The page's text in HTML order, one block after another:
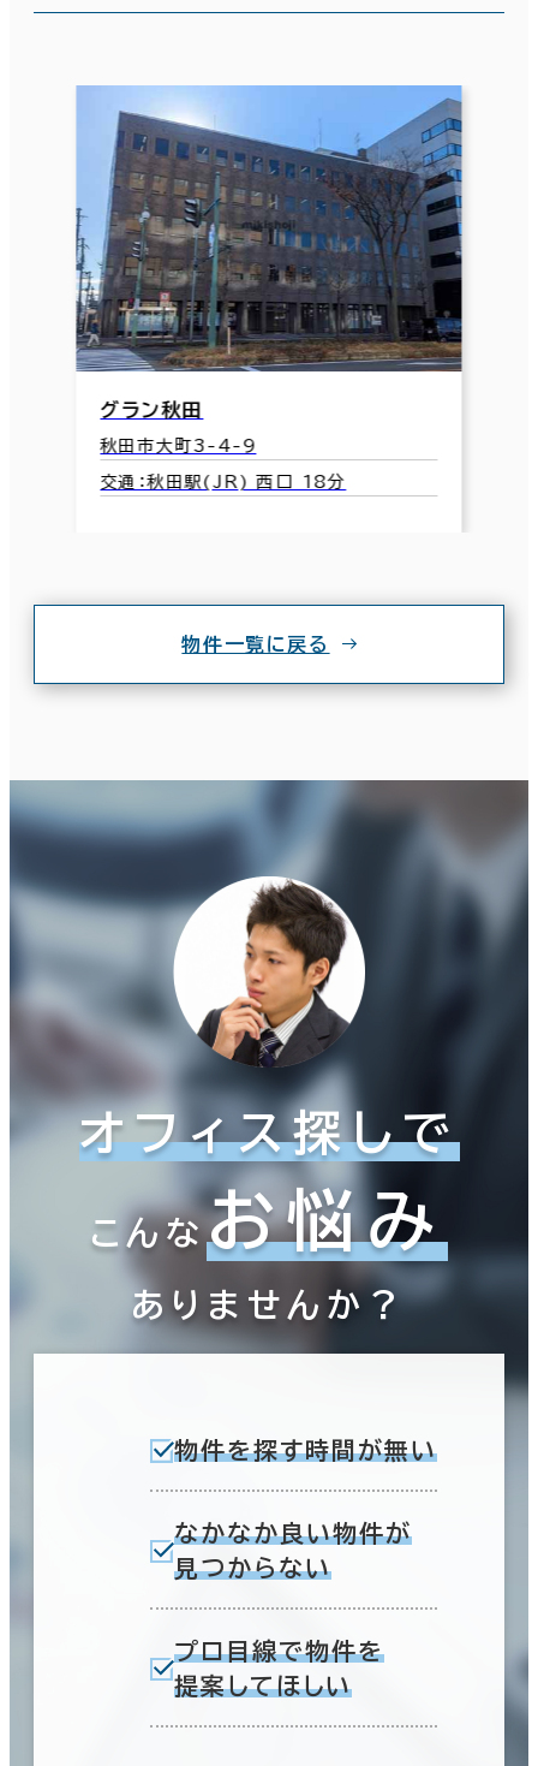
グラン秋田
秋田市大町3-4-9
交通：秋田駅(JR) 西口 18分
物件一覧に戻る
オフィス探しで
こんなお悩み
ありませんか？
物件を探す時間が無い
なかなか良い物件が
見つからない
プロ目線で物件を
提案してほしい